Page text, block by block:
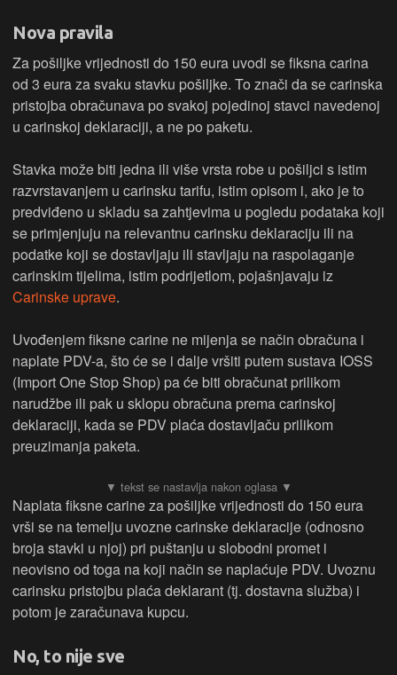
Nova pravila
Za pošiljke vrijednosti do 150 eura uvodi se fiksna carina
od 3 eura za svaku stavku pošiljke. To znači da se carinska
pristojba obračunava po svakoj pojedinoj stavci navedenoj
u carinskoj deklaraciji, a ne po paketu.
Stavka može biti jedna ili više vrsta robe u pošiljci s istim
razvrstavanjem u carinsku tarifu, istim opisom i, ako je to
predviđeno u skladu sa zahtjevima u pogledu podataka koji
se primjenjuju na relevantnu carinsku deklaraciju ili na
podatke koji se dostavljaju ili stavljaju na raspolaganje
carinskim tijelima, istim podrijetlom, pojašnjavaju iz
Carinske uprave.
Uvođenjem fiksne carine ne mijenja se način obračuna i
naplate PDV-a, što će se i dalje vršiti putem sustava IOSS
(Import One Stop Shop) pa će biti obračunat prilikom
narudžbe ili pak u sklopu obračuna prema carinskoj
deklaraciji, kada se PDV plaća dostavljaču prilikom
preuzimanja paketa.
Naplata fiksne carine za pošiljke vrijednosti do 150 eura
vrši se na temelju uvozne carinske deklaracije (odnosno
broja stavki u njoj) pri puštanju u slobodni promet i
neovisno od toga na koji način se naplaćuje PDV. Uvoznu
carinsku pristojbu plaća deklarant (tj. dostavna služba) i
potom je zaračunava kupcu.
No, to nije sve